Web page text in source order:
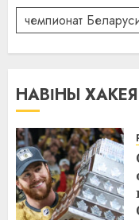
чемпионат
НАВІНЫ ХАКЕЯ